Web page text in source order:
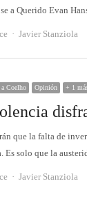
a Querido Evan
Autor
Javier Stanziola
Coelho Opinión + 1
que la falta de
Es solo que la
Autor
Javier Stanziola